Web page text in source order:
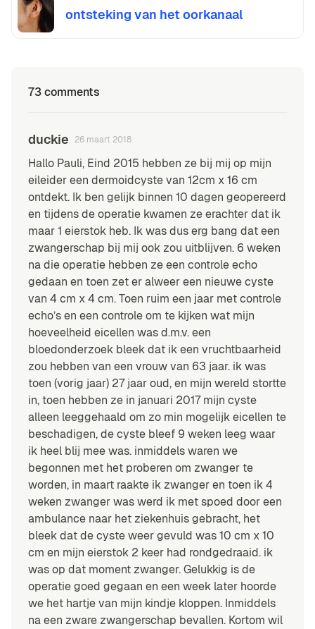
ontsteking van het oorkanaal
73 comments
duckie 26 maart 2018
Hallo Pauli, Eind 2015 hebben ze bij mij op mijn
eileider een dermoidcyste van 12cm x 16 cm
ontdekt. Ik ben gelijk binnen 10 dagen geopereerd
en tijdens de operatie kwamen ze erachter dat ik
maar 1 eierstok heb. Ik was dus erg bang dat een
zwangerschap bij mij ook zou uitblijven. 6 weken
na die operatie hebben ze een controle echo
gedaan en toen zet er alweer een nieuwe cyste
van 4 cm x 4 cm. Toen ruim een jaar met controle
echo’s en een controle om te kijken wat mijn
hoeveelheid eicellen was d.m.v. een
bloedonderzoek bleek dat ik een vruchtbaarheid
zou hebben van een vrouw van 63 jaar. ik was
toen (vorig jaar) 27 jaar oud, en mijn wereld stortte
in, toen hebben ze in januari 2017 mijn cyste
alleen leeggehaald om zo min mogelijk eicellen te
beschadigen, de cyste bleef 9 weken leeg waar
ik heel blij mee was. inmiddels waren we
begonnen met het proberen om zwanger te
worden, in maart raakte ik zwanger en toen ik 4
weken zwanger was werd ik met spoed door een
ambulance naar het ziekenhuis gebracht, het
bleek dat de cyste weer gevuld was 10 cm x 10
cm en mijn eierstok 2 keer had rondgedraaid. ik
was op dat moment zwanger. Gelukkig is de
operatie goed gegaan en een week later hoorde
we het hartje van mijn kindje kloppen. Inmiddels
na een zware zwangerschap bevallen. Kortom wil